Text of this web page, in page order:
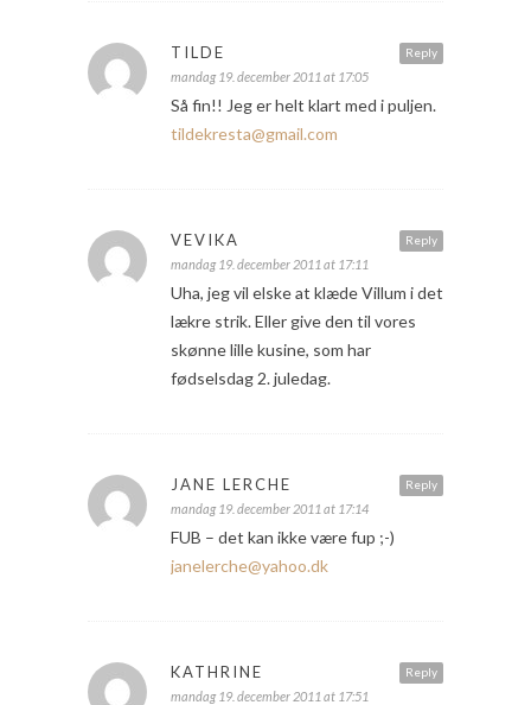
Reply
TILDE
mandag 19. december 2011 at 17:05
Så fin!! Jeg er helt klart med i puljen.
tildekresta@gmail.com
Reply
VEVIKA
mandag 19. december 2011 at 17:11
Uha, jeg vil elske at klæde Villum i det
lækre strik. Eller give den til vores
skønne lille kusine, som har
fødselsdag 2. juledag.
Reply
JANE LERCHE
mandag 19. december 2011 at 17:14
FUB – det kan ikke være fup ;-)
janelerche@yahoo.dk
Reply
KATHRINE
mandag 19. december 2011 at 17:51